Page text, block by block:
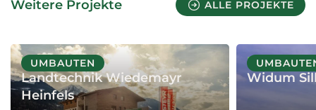
Weitere Projekte ALLE PROJEKTE
PROJEKT
Landtechnik Wiedemayr
Heinfels
UMBAUTEN PROJEKT
Widum